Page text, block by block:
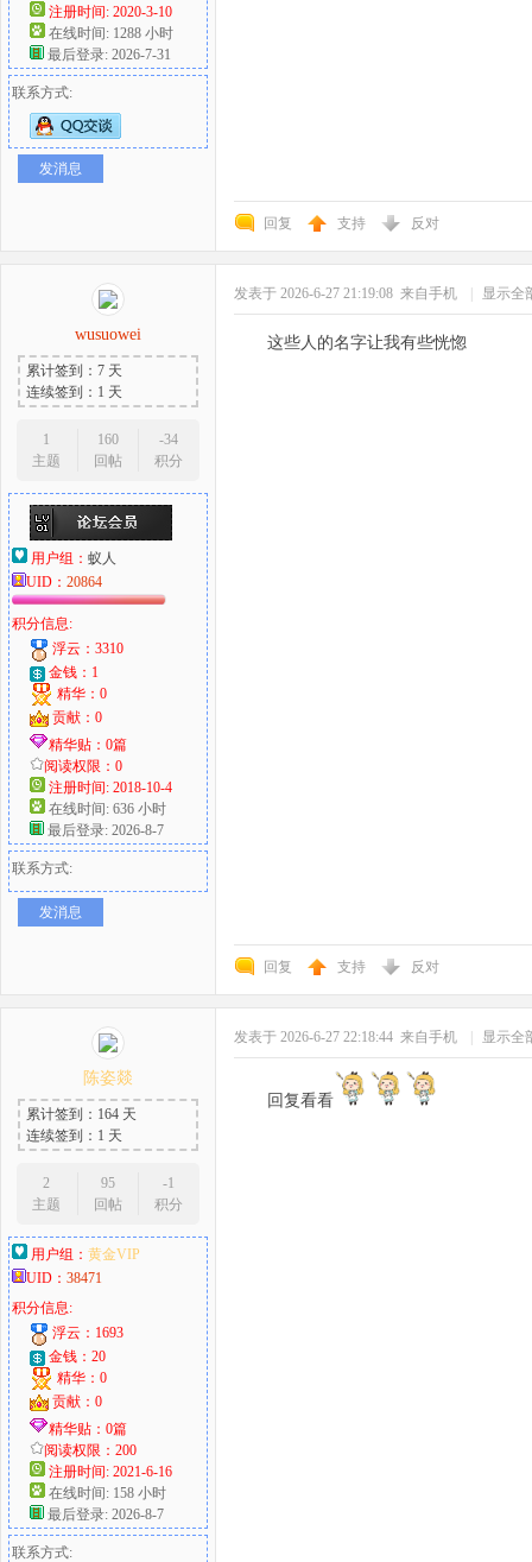
注册时间: 2020-3-10
在线时间: 1288 小时
最后登录: 2026-7-31
联系方式:
发消息
回复 支持 反对
wusuowei
累计签到：7 天
连续签到：1 天
1
主题
160
回帖
-34
积分
用户组： 蚁人
UID： 20864
积分信息:
浮云：3310
金钱：1
精华：0
贡献：0
精华贴：0篇
阅读权限：0
注册时间: 2018-10-4
在线时间: 636 小时
最后登录: 2026-8-7
联系方式:
发消息
发表于 2026-6-27 21:19:08 来自手机 显示全
这些人的名字让我有些恍惚
回复 支持 反对
陈姿燚
累计签到：164 天
连续签到：1 天
2
主题
95
回帖
-1
积分
用户组： 黄金VIP
UID： 38471
积分信息:
浮云：1693
金钱：20
精华：0
贡献：0
精华贴：0篇
阅读权限：200
注册时间: 2021-6-16
在线时间: 158 小时
最后登录: 2026-8-7
联系方式:
发表于 2026-6-27 22:18:44 来自手机 显示全
回复看看